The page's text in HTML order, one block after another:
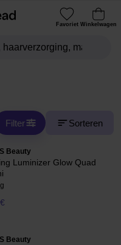
Favoriet Winkelwagen
Filter Sorteren
Beauty
Luminizer Glow Quad
Beauty